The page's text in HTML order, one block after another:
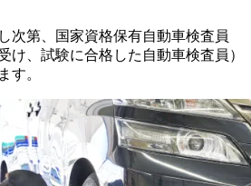
次第、国家資格保有自動車検査員
け、試験に合格した自動車検査員）
す。